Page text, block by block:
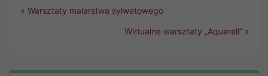
«Warsztaty malarstwa sylwetowego
Wirtualne warsztaty „Aquarell” »